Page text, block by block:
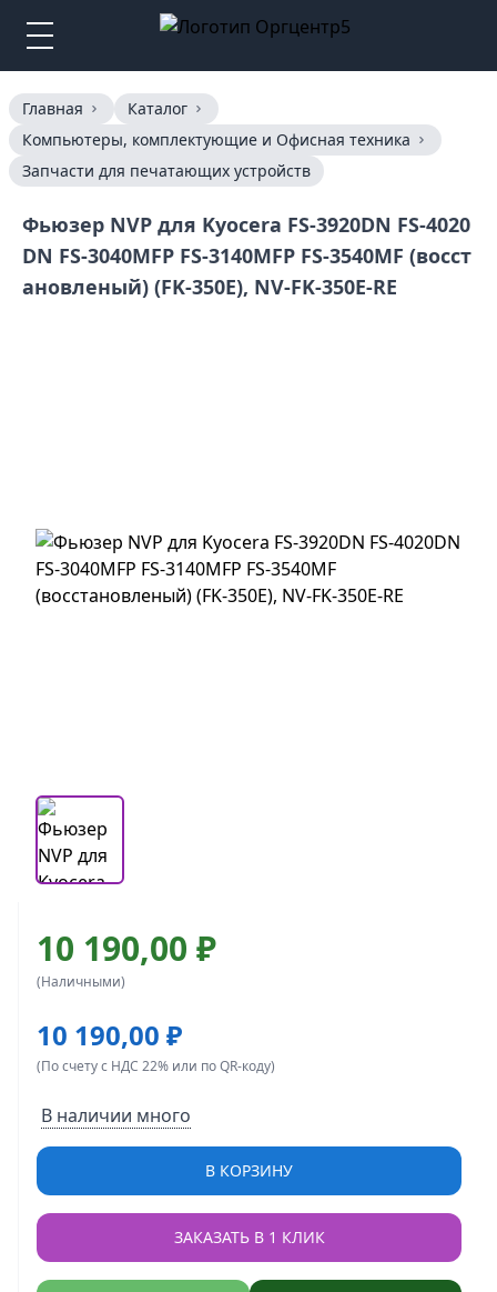
Главная
Каталог
Компьютеры, комплектующие и Офисная техника
Запчасти для печатающих устройств
Фьюзер NVP для Kyocera FS-3920DN FS-4020
DN FS-3040MFP FS-3140MFP FS-3540MF (восст
ановленый) (FK-350E), NV-FK-350E-RE
10 190,00 ₽
(Наличными)
10 190,00 ₽
(По счету с НДС 22% или по QR-коду)
В наличии много
В КОРЗИНУ
ЗАКАЗАТЬ В 1 КЛИК